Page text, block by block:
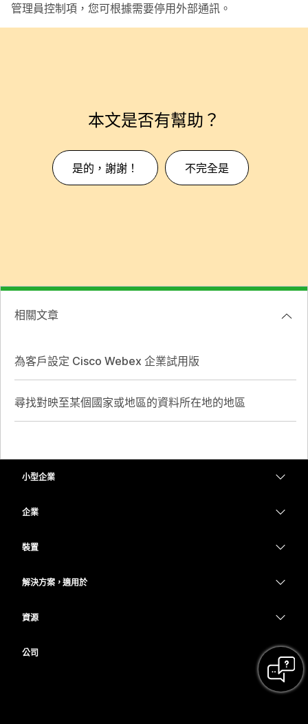
管理員控制項，您可根據需要停用外部通訊。
本文是否有幫助？
是的，謝謝！ 不完全是
相關文章
為客戶設定 Cisco Webex 企業試用版
尋找對映至某個國家或地區的資料所在地的地區
小型企業
企業
裝置
解決方案，適用於
資源
公司